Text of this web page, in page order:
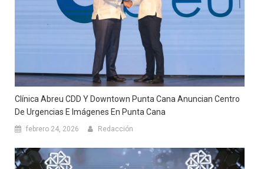
Clínica Abreu CDD Y Downtown Punta Cana Anuncian Centro
De Urgencias E Imágenes En Punta Cana
febrero 24, 2026 Redacción